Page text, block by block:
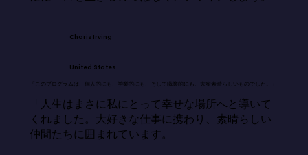
Charis Irving
United States
「このプログラムは、個人的にも、学業的にも、そして職業的にも、大変素晴らしいものでした。」
「人生はまさに私にとって幸せな場所へと導いて
くれました。大好きな仕事に携わり、素晴らしい
仲間たちに囲まれています。